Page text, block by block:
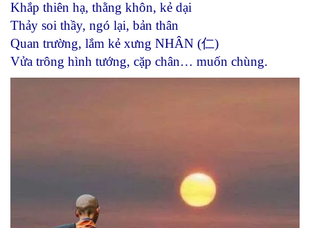
Khắp thiên hạ, thằng khôn, kẻ dại
Thảy soi thầy, ngó lại, bản thân
Quan trường, lắm kẻ xưng NHÂN (仁)
Vửa trông hình tướng, cặp chân… muốn chùng.